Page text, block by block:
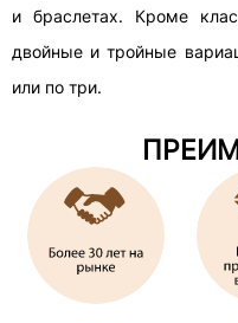
и браслетах. Кроме
двойные и тройные
или по три.